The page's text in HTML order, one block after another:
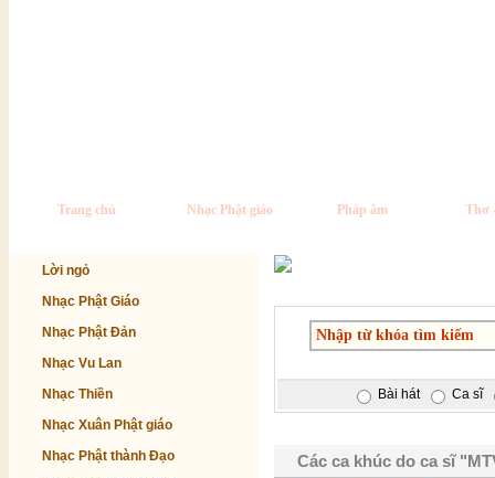
Trang chủ Nhạc Phật giáo Pháp âm Thơ
Lời ngỏ
Nhạc Phật Giáo
Nhạc Phật Đản
Nhạc Vu Lan
Nhạc Thiền
Nhạc Xuân Phật giáo
Nhạc Phật thành Đạo
Bài hát Ca sĩ
Các ca khúc do ca sĩ